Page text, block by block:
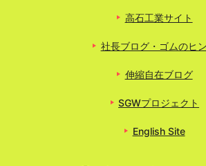
高石工業サイト
社長ブログ・ゴムのヒ
伸縮自在ブログ
SGWプロジェクト
English Site